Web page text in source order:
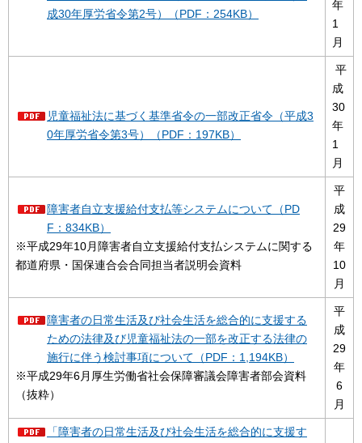
成30年厚労省令第2号）（PDF：254KB）
年
1
月
児童福祉法に基づく基準省令の一部改正省令（平成3
0年厚労省令第3号）（PDF：197KB）
平
成
30
年
1
月
障害者自立支援給付支払等システムについて（PD
F：834KB）
※平成29年10月障害者自立支援給付支払システムに関する
都道府県・国保連合会合同担当者説明会資料
平
成
29
年
10
月
障害者の日常生活及び社会生活を総合的に支援する
ための法律及び児童福祉法の一部を改正する法律の
施行に伴う検討事項について（PDF：1,194KB）
※平成29年6月厚生労働省社会保障審議会障害者部会資料
（抜粋）
平
成
29
年
6
月
「障害者の日常生活及び社会生活を総合的に支援す